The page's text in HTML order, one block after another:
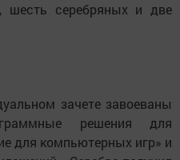
шесть серебряных и две
зачете завоеваны
решения для
для компьютерных игр» и